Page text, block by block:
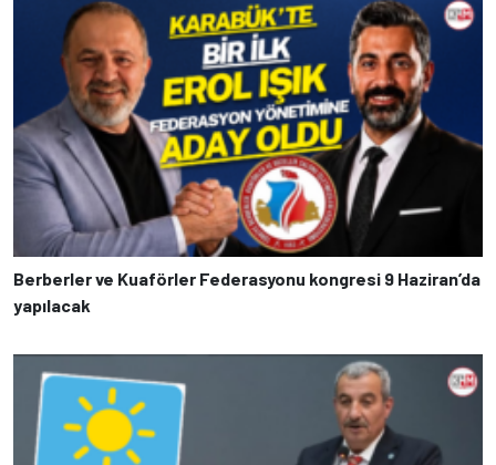
Berberler ve Kuaförler Federasyonu kongresi 9 Haziran’da
yapılacak